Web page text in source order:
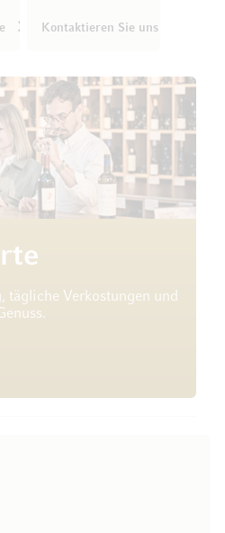
Kontaktieren Sie uns
tägliche Verkostungen und